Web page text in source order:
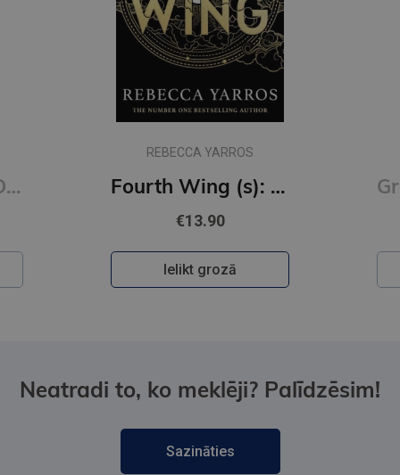
Fourth Wing (s): DISCOVER THE GLOBAL PHENOMENON THAT EVERYONE CAN'T STOP TALKING ABOUT! Grāmatzīme GLOBUSS - Balts kaķis
€0.39
Ielikt grozā
Neatradi to, ko meklēji? Palīdzēsim!
Sazināties